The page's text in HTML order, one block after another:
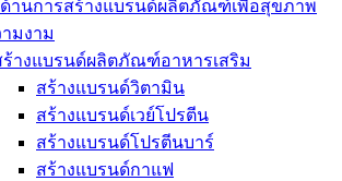
านการสร้างแบรนด์ผลิตภัณฑ์เพื่อสุขภาพ
มงาม
ร้างแบรนด์ผลิตภัณฑ์อาหารเสริม
สร้างแบรนด์วิตามิน
สร้างแบรนด์เวย์โปรตีน
สร้างแบรนด์โปรตีนบาร์
สร้างแบรนด์กาแฟ